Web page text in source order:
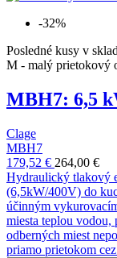
-32%
Posledné kusy v
M - malý prietokový
MBH7: 6,5
Clage
MBH7
179,52 € 264,00 €
Hydraulický tlakový
(6,5kW/400V) do
účinným
miesta teplou vodou,
odberných miest
priamo prietokom